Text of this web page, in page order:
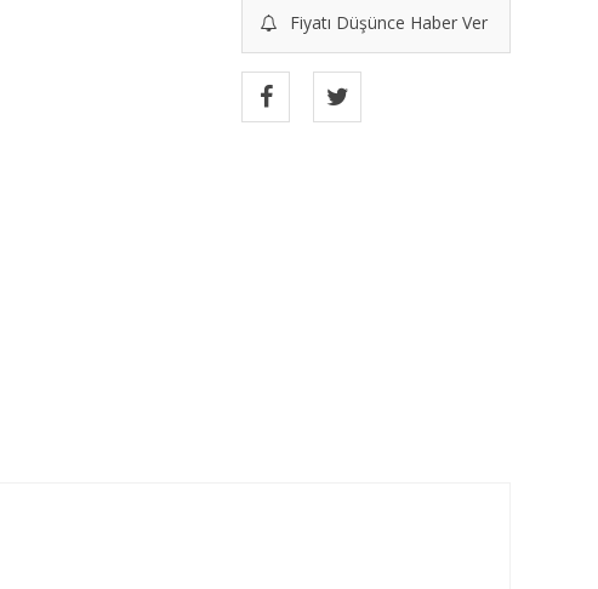
Fiyatı Düşünce Haber Ver